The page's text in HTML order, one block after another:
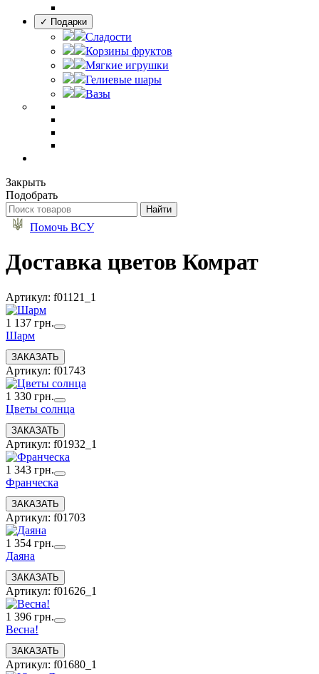
✓ Подарки
Сладости
Корзины фруктов
Мягкие игрушки
Гелиевые шары
Вазы
Закрыть
Подобрать
Помочь ВСУ
Доставка цветов Комрат
Артикул: f01121_1
1 137 грн.
Шарм
Артикул: f01743
1 330 грн.
Цветы солнца
Артикул: f01932_1
1 343 грн.
Франческа
Артикул: f01703
1 354 грн.
Даяна
Артикул: f01626_1
1 396 грн.
Весна!
Артикул: f01680_1